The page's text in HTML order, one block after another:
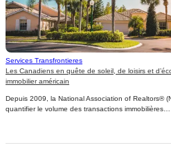
Services Transfrontieres
Les Canadiens en quête de soleil, de loisirs et
immobilier américain
Depuis 2009, la National Association of Realtors®
quantifier le volume des transactions immobilières…